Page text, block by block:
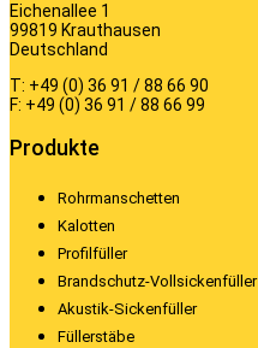
Eichenallee 1
99819 Krauthausen
Deutschland
T: +49 (0) 36 91 / 88 66 90
F: +49 (0) 36 91 / 88 66 99
Produkte
Rohrmanschetten
Kalotten
Profilfüller
Brandschutz-Vollsickenfüller
Akustik-Sickenfüller
Füllerstäbe